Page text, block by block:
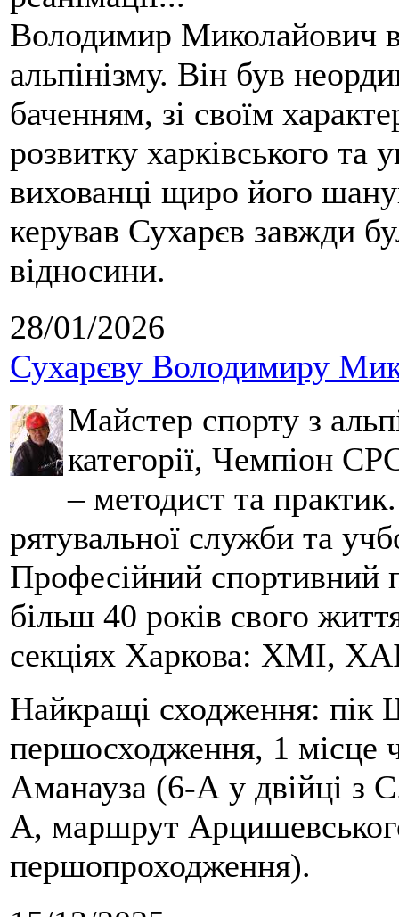
Володимир Миколайович
альпінізму. Він був
баченням, зі своїм
розвитку харківського та
вихованці щиро його
керував Сухарєв завжди
відносини.
28/01/2026
Сухарєву Володимиру
Майстер спорту з
категорії, Чемпіон
– методист та
рятувальної служби та
Професійний спортивний
більш 40 років свого
секціях Харкова: ХМІ,
Найкращі сходження: пік
першосходження, 1 місце
Аманауза (6-А у двійці з
А, маршрут
першопроходження).